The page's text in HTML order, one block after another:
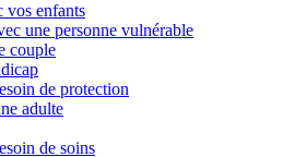
vos enfants
une personne vulnérable
couple
de protection
adulte
de soins